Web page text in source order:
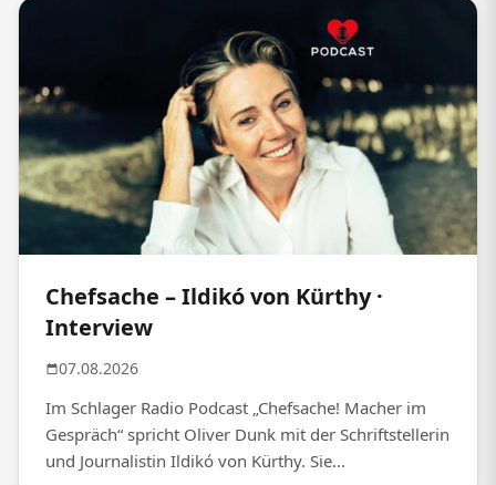
Chefsache – Ildikó von Kürthy ·
Interview
07.08.2026
Im Schlager Radio Podcast „Chefsache! Macher im
Gespräch“ spricht Oliver Dunk mit der Schriftstellerin
und Journalistin Ildikó von Kürthy. Sie...